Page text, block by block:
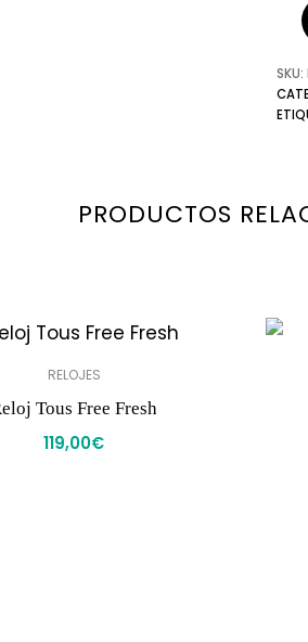
SKU:
PRODUCTOS
RELOJES
Tous Free Fresh
119,00€